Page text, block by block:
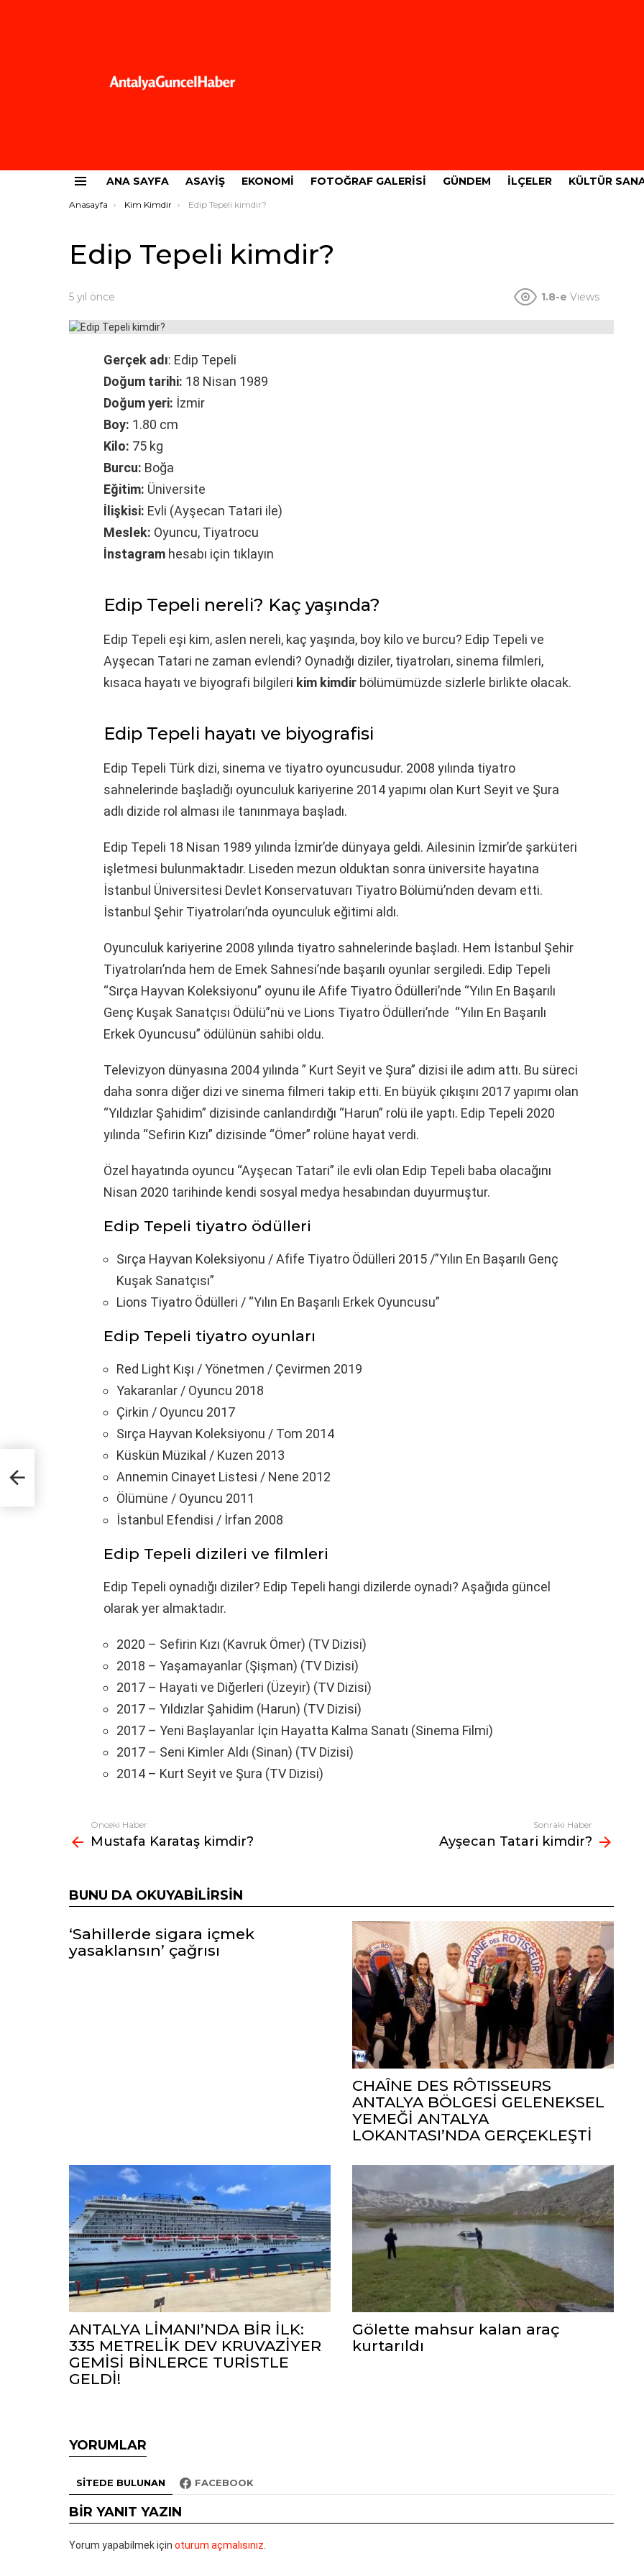
ANA SAYFA ASAYIŞ EKONOMI FOTOĞRAF GALERISI GÜNDEM İLÇELER KÜLTÜR
Buradasınız:
Anasayfa Kim Kimdir Edip Tepeli kimdir?
Edip Tepeli kimdir?
5 yıl önce 1.8-e Views
Gerçek adı: Edip Tepeli
Doğum tarihi: 18 Nisan 1989
Doğum yeri: İzmir
Boy: 1.80 cm
Kilo: 75 kg
Burcu: Boğa
Eğitim: Üniversite
İlişkisi: Evli (Ayşecan Tatari ile)
Meslek: Oyuncu, Tiyatrocu
İnstagram hesabı için tıklayın
Edip Tepeli nereli? Kaç yaşında?
Edip Tepeli eşi kim, aslen nereli, kaç yaşında, boy kilo ve burcu? Edip Tepeli ve
Ayşecan Tatari ne zaman evlendi? Oynadığı diziler, tiyatroları, sinema filmleri,
kısaca hayatı ve biyografi bilgileri kim kimdir bölümümüzde sizlerle birlikte olacak.
Edip Tepeli hayatı ve biyografisi
Edip Tepeli Türk dizi, sinema ve tiyatro oyuncusudur. 2008 yılında tiyatro
sahnelerinde başladığı oyunculuk kariyerine 2014 yapımı olan Kurt Seyit ve Şura
adlı dizide rol alması ile tanınmaya başladı.
Edip Tepeli 18 Nisan 1989 yılında İzmir’de dünyaya geldi. Ailesinin İzmir’de şarküteri
işletmesi bulunmaktadır. Liseden mezun olduktan sonra üniversite hayatına
İstanbul Üniversitesi Devlet Konservatuvarı Tiyatro Bölümü’nden devam etti.
İstanbul Şehir Tiyatroları’nda oyunculuk eğitimi aldı.
Oyunculuk kariyerine 2008 yılında tiyatro sahnelerinde başladı. Hem İstanbul Şehir
Tiyatroları’nda hem de Emek Sahnesi’nde başarılı oyunlar sergiledi. Edip Tepeli
“Sırça Hayvan Koleksiyonu” oyunu ile Afife Tiyatro Ödülleri’nde “Yılın En Başarılı
Genç Kuşak Sanatçısı Ödülü”nü ve Lions Tiyatro Ödülleri’nde “Yılın En Başarılı
Erkek Oyuncusu” ödülünün sahibi oldu.
Televizyon dünyasına 2004 yılında ” Kurt Seyit ve Şura” dizisi ile adım attı. Bu süreci
daha sonra diğer dizi ve sinema filmeri takip etti. En büyük çıkışını 2017 yapımı olan
“Yıldızlar Şahidim” dizisinde canlandırdığı “Harun” rolü ile yaptı. Edip Tepeli 2020
yılında “Sefirin Kızı” dizisinde “Ömer” rolüne hayat verdi.
Özel hayatında oyuncu “Ayşecan Tatari” ile evli olan Edip Tepeli baba olacağını
Nisan 2020 tarihinde kendi sosyal medya hesabından duyurmuştur.
Edip Tepeli tiyatro ödülleri
Sırça Hayvan Koleksiyonu / Afife Tiyatro Ödülleri 2015 /”Yılın En Başarılı Genç
Kuşak Sanatçısı”
Lions Tiyatro Ödülleri / “Yılın En Başarılı Erkek Oyuncusu”
Edip Tepeli tiyatro oyunları
Red Light Kışı / Yönetmen / Çevirmen 2019
Yakaranlar / Oyuncu 2018
Çirkin / Oyuncu 2017
Sırça Hayvan Koleksiyonu / Tom 2014
Küskün Müzikal / Kuzen 2013
Annemin Cinayet Listesi / Nene 2012
Ölümüne / Oyuncu 2011
İstanbul Efendisi / İrfan 2008
Edip Tepeli dizileri ve filmleri
Edip Tepeli oynadığı diziler? Edip Tepeli hangi dizilerde oynadı? Aşağıda güncel
olarak yer almaktadır.
2020 – Sefirin Kızı (Kavruk Ömer) (TV Dizisi)
2018 – Yaşamayanlar (Şişman) (TV Dizisi)
2017 – Hayati ve Diğerleri (Üzeyir) (TV Dizisi)
2017 – Yıldızlar Şahidim (Harun) (TV Dizisi)
2017 – Yeni Başlayanlar İçin Hayatta Kalma Sanatı (Sinema Filmi)
2017 – Seni Kimler Aldı (Sinan) (TV Dizisi)
2014 – Kurt Seyit ve Şura (TV Dizisi)
Fazlasına
bak
Önceki Haber
Mustafa Karataş kimdir?
Sonraki Haber
Ayşecan Tatari kimdir?
BUNU DA OKUYABILIRSIN
‘Sahillerde sigara içmek
yasaklansın’ çağrısı
CHAÎNE DES RÔTISSEURS
ANTALYA BÖLGESİ GELENEKSEL
YEMEĞİ ANTALYA
LOKANTASI’NDA GERÇEKLEŞTİ
ANTALYA LİMANI’NDA BİR İLK:
335 METRELİK DEV KRUVAZİYER
GEMİSİ BİNLERCE TURİSTLE
GELDİ!
Gölette mahsur kalan araç
kurtarıldı
YORUMLAR
SITEDE BULUNAN FACEBOOK
BIR YANIT YAZIN
Yorum yapabilmek için oturum açmalısınız